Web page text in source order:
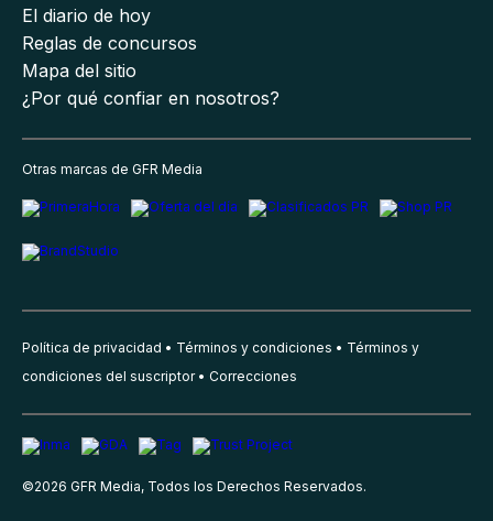
El diario de hoy
Reglas de concursos
Mapa del sitio
¿Por qué confiar en nosotros?
Otras marcas de GFR Media
Política de privacidad Términos y condiciones
Términos y
condiciones del suscriptor
Correcciones
©2026 GFR Media, Todos los Derechos Reservados.